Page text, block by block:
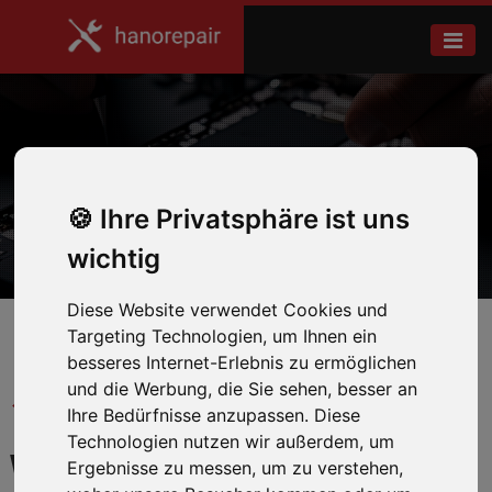
Ihre Privatsphäre ist uns
wichtig
Diese Website verwendet Cookies und
Targeting Technologien, um Ihnen ein
besseres Internet-Erlebnis zu ermöglichen
und die Werbung, die Sie sehen, besser an
Ihre Bedürfnisse anzupassen. Diese
Technologien nutzen wir außerdem, um
Ergebnisse zu messen, um zu verstehen,
S22
Home Samsung
← Zurück zum Hersteller
WIR REPARIEREN IHR